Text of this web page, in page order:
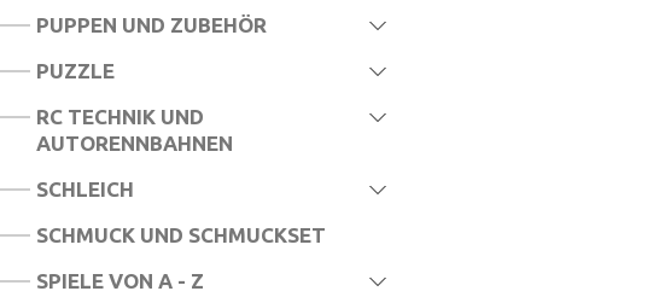
PUPPEN UND ZUBEHÖR
PUZZLE
RC TECHNIK UND
AUTORENNBAHNEN
SCHLEICH
SCHMUCK UND SCHMUCKSET
SPIELE VON A - Z